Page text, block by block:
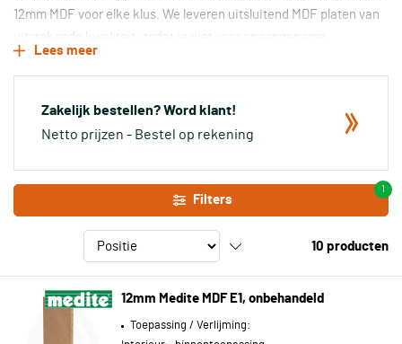
12mm MDF voor elke klus. We leveren uitsluitend MDF platen van
uitstekende kwaliteit, zodat je niet voor onaangename
verrassingen komt te staan.
huis, en in sommige gevallen zelfs nog binnen de 72 uur. Bekijk
alle beschikbare soorten in ons assortiment en bestel vandaag
Lees meer
Zakelijk bestellen? Word klant!
Netto prijzen - Bestel op rekening
Filters
1
10 producten
12mm Medite MDF E1, onbehandeld
Toepassing / Verlijming: